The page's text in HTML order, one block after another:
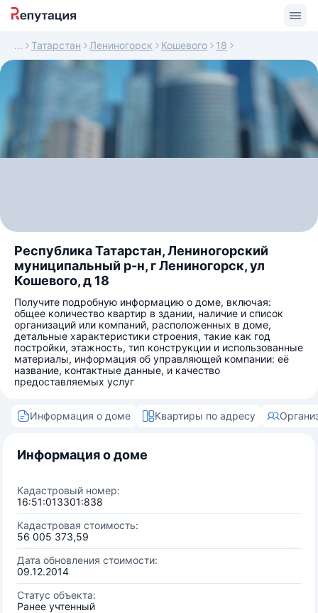
Татарстан Лениногорск Кошевого 18
Республика Татарстан, Лениногорский
муниципальный р-н, г Лениногорск, ул
Кошевого, д 18
Получите подробную информацию о доме, включая:
общее количество квартир в здании, наличие и список
организаций или компаний, расположенных в доме,
детальные характеристики строения, такие как год
постройки, этажность, тип конструкции и использованные
материалы, информация об управляющей компании: её
название, контактные данные, и качество
предоставляемых услуг
Информация о доме Квартиры по адресу
Информация о доме
Кадастровый номер:
16:51:013301:838
Кадастровая стоимость:
56 005 373,59
Дата обновления стоимости:
09.12.2014
Статус объекта:
Ранее учтенный